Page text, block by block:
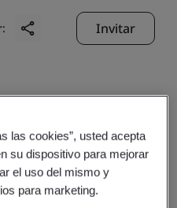
Invitar
Private
las cookies”, usted acepta
su dispositivo para mejorar
el uso del mismo y
para marketing.